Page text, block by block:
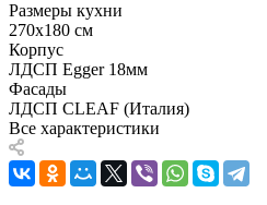
Размеры кухни
270х180 см
Корпус
ЛДСП Egger 18мм
Фасады
ЛДСП CLEAF (Италия)
Все характеристики